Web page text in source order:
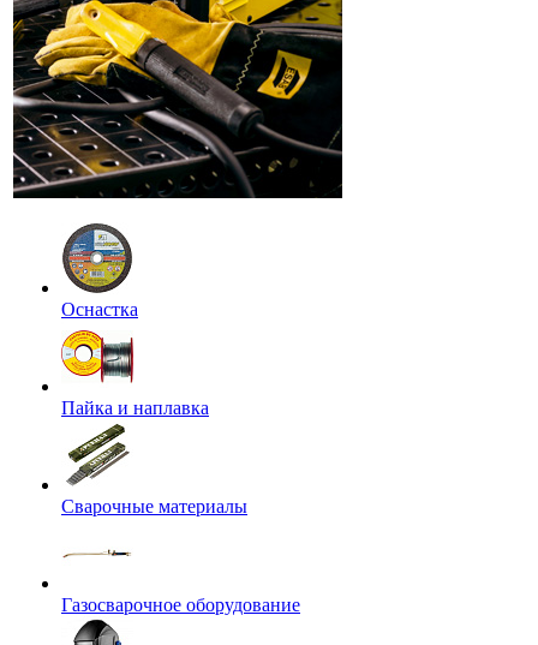
Оснастка
Пайка и наплавка
Сварочные материалы
Газосварочное оборудование